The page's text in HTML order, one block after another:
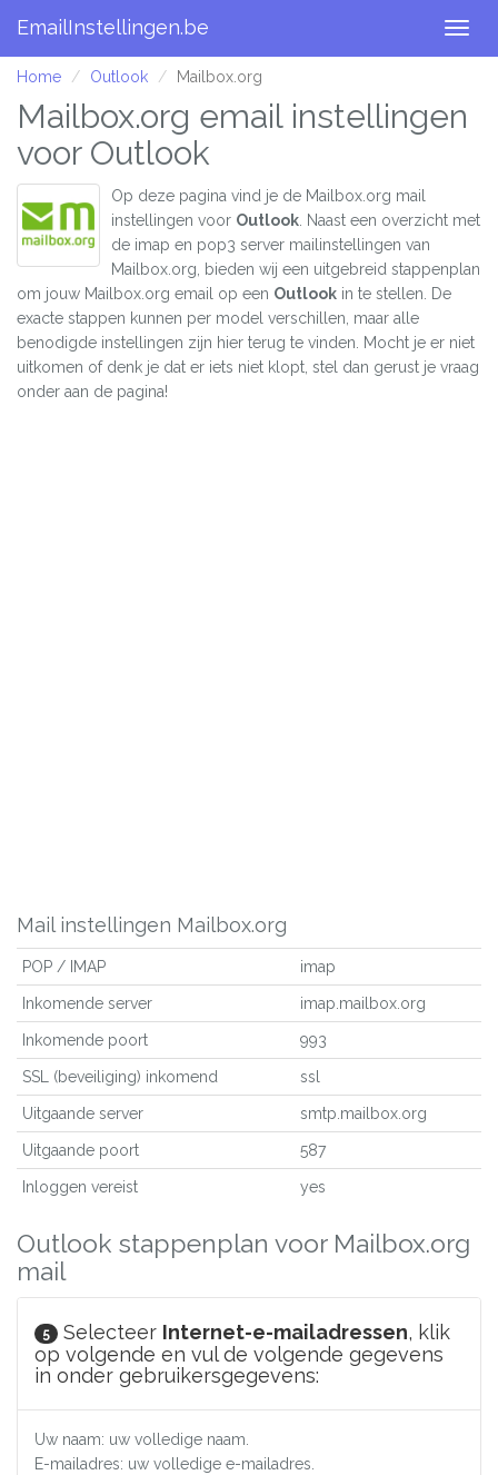
EmailInstellingen.be
Home Outlook Mailbox.org
Mailbox.org email instellingen
voor Outlook
Op deze pagina vind je de Mailbox.org mail
instellingen voor Outlook . Naast een overzicht met
de imap en pop3 server mailinstellingen van
Mailbox.org, bieden wij een uitgebreid stappenplan
om jouw Mailbox.org email op een Outlook in te stellen. De
exacte stappen kunnen per model verschillen, maar alle
benodigde instellingen zijn hier terug te vinden. Mocht je er niet
uitkomen of denk je dat er iets niet klopt, stel dan gerust je vraag
onder aan de pagina!
Mail instellingen Mailbox.org
POP / IMAP imap
Inkomende server imap.mailbox.org
Inkomende poort 993
SSL (beveiliging) inkomend ssl
Uitgaande server smtp.mailbox.org
Uitgaande poort 587
Inloggen vereist yes
Outlook stappenplan voor Mailbox.org
mail
5 Selecteer Internet-e-mailadressen, klik
op volgende en vul de volgende gegevens
in onder gebruikersgegevens:
Uw naam: uw volledige naam.
E-mailadres: uw volledige e-mailadres.